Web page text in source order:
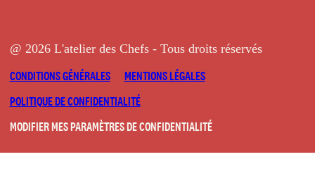
@ 2026 L'atelier des Chefs - Tous droits réservés
CONDITIONS GÉNÉRALES
MENTIONS LÉGALES
POLITIQUE DE CONFIDENTIALITÉ
MODIFIER MES PARAMÈTRES DE CONFIDENTIALITÉ